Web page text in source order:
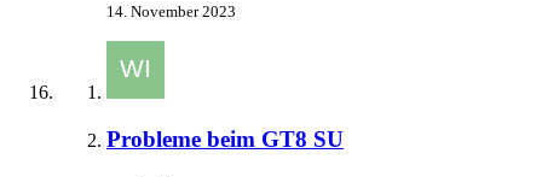
14. November 2023
Probleme beim GT8 SU